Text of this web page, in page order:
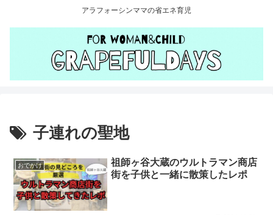
アラフォーシンママの省エネ育児
子連れの聖地
おでかけ
祖師ヶ谷大蔵のウルトラマン商店
街を子供と一緒に散策したレポ